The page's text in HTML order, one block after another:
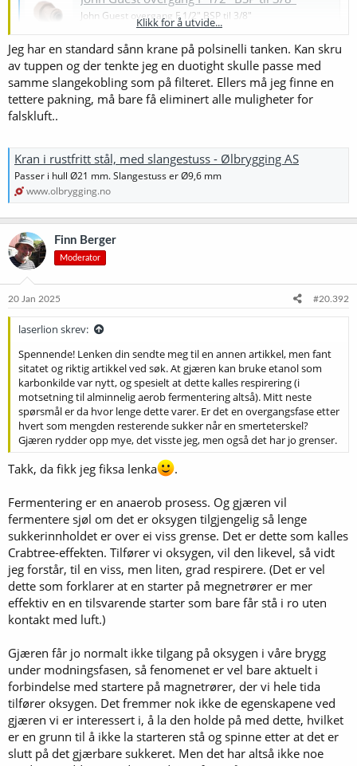
John Guest overgang F 1/2" BSP til 3/8"
brewshop.no
Klikk for å utvide...
Jeg har en standard sånn krane på polsinelli tanken. Kan skru
av tuppen og der tenkte jeg en duotight skulle passe med
samme slangekobling som på filteret. Ellers må jeg finne en
tettere pakning, må bare få eliminert alle muligheter for
falskluft..
Kran i rustfritt stål, med slangestuss - Ølbrygging AS
Passer i hull Ø21 mm. Slangestuss er Ø9,6 mm
www.olbrygging.no
Finn Berger
Moderator
20 Jan 2025 #20.392
laserlion skrev:
Spennende! Lenken din sendte meg til en annen artikkel, men fant
sitatet og riktig artikkel ved søk. At gjæren kan bruke etanol som
karbonkilde var nytt, og spesielt at dette kalles respirering (i
motsetning til alminnelig aerob fermentering altså). Mitt neste
spørsmål er da hvor lenge dette varer. Er det en overgangsfase etter
hvert som mengden resterende sukker når en smerteterskel?
Gjæren rydder opp mye, det visste jeg, men også det har jo grenser.
Takk, da fikk jeg fiksa lenka .
Fermentering er en anaerob prosess. Og gjæren vil
fermentere sjøl om det er oksygen tilgjengelig så lenge
sukkerinnholdet er over ei viss grense. Det er dette som kalles
Crabtree-effekten. Tilfører vi oksygen, vil den likevel, så vidt
jeg forstår, til en viss, men liten, grad respirere. (Det er vel
dette som forklarer at en starter på megnetrører er mer
effektiv en en tilsvarende starter som bare får stå i ro uten
kontakt med luft.)
Gjæren får jo normalt ikke tilgang på oksygen i våre brygg
under modningsfasen, så fenomenet er vel bare aktuelt i
forbindelse med startere på magnetrører, der vi hele tida
tilfører oksygen. Det fremmer nok ikke de egenskapene ved
gjæren vi er interessert i, å la den holde på med dette, hvilket
er en grunn til å ikke la starteren stå og spinne etter at det er
slutt på det gjærbare sukkeret. Men det har altså ikke noe